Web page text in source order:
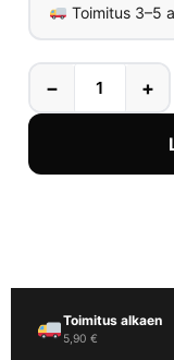
Toimitus 3–5
− +
Toimitus alkaen
5,90 €